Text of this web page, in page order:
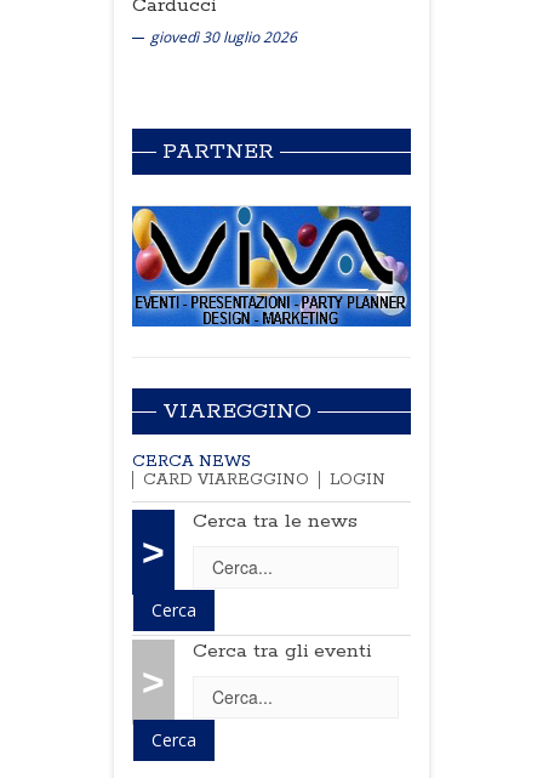
Carducci
giovedì 30 luglio 2026
PARTNER
VIAREGGINO
CERCA NEWS
CARD VIAREGGINO
LOGIN
>
Cerca tra le news
>
Cerca tra gli eventi